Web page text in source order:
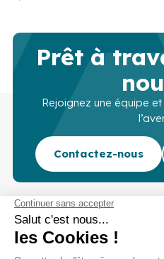
Prêt à
Rejoignez une équipe
Contactez-nous